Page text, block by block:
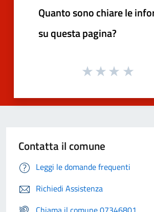
Quanto sono chiare le
su questa pagina?
Contatta il comune
Leggi le domande frequenti
Richiedi Assistenza